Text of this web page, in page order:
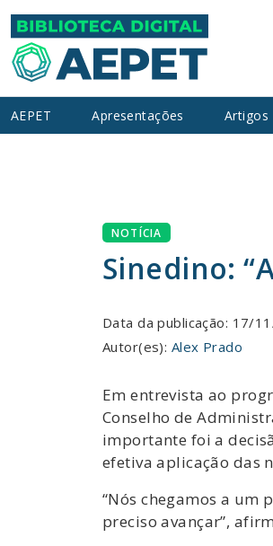
AEPET Apresentações Artigos
NOTÍCIA
Sinedino:
Data da publicação: 17/
Autor(es): Alex Prado
Em entrevista ao
Conselho de
importante foi a
efetiva aplicação das
“Nós chegamos a um
preciso avançar”,